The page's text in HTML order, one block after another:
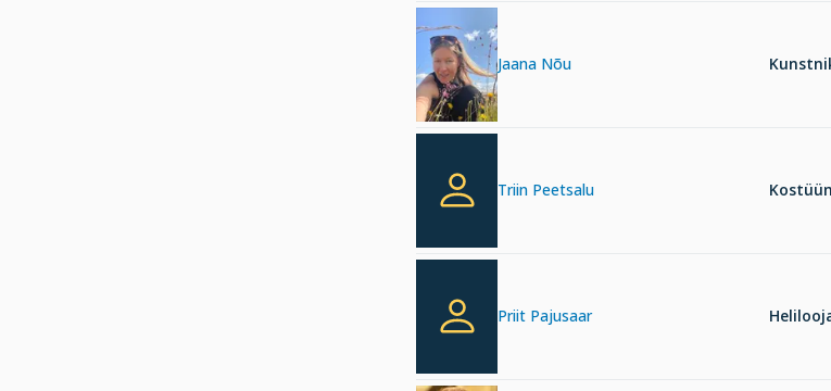
Jaana Nõu
Triin Peetsalu
Priit Pajusaar